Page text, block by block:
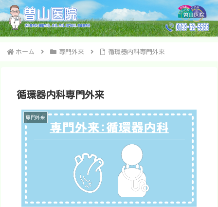
ホーム 専門外来 循環器内科専門外来
循環器内科専門外来
専門外来